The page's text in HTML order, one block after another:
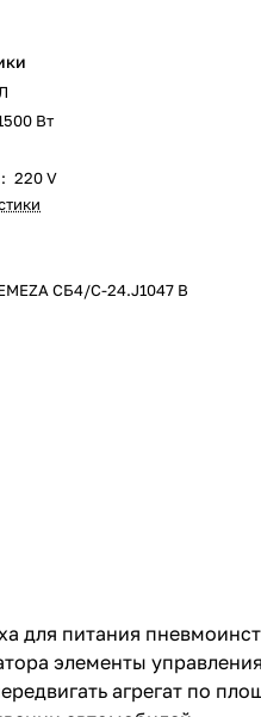
Вт
: 220 V
СБ4/С-24.J1047 B
для питания
элементы
агрегат по